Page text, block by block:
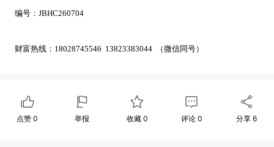
编号：JBHC260704
财富热线：18028745546 13823383044 （微信同号）
点赞0 举报 收藏 0 评论0 分享6